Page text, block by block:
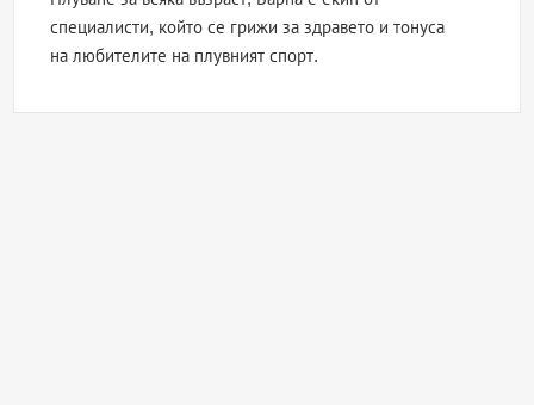
специалисти, който се грижи за здравето и тонуса
на любителите на плувният спорт.